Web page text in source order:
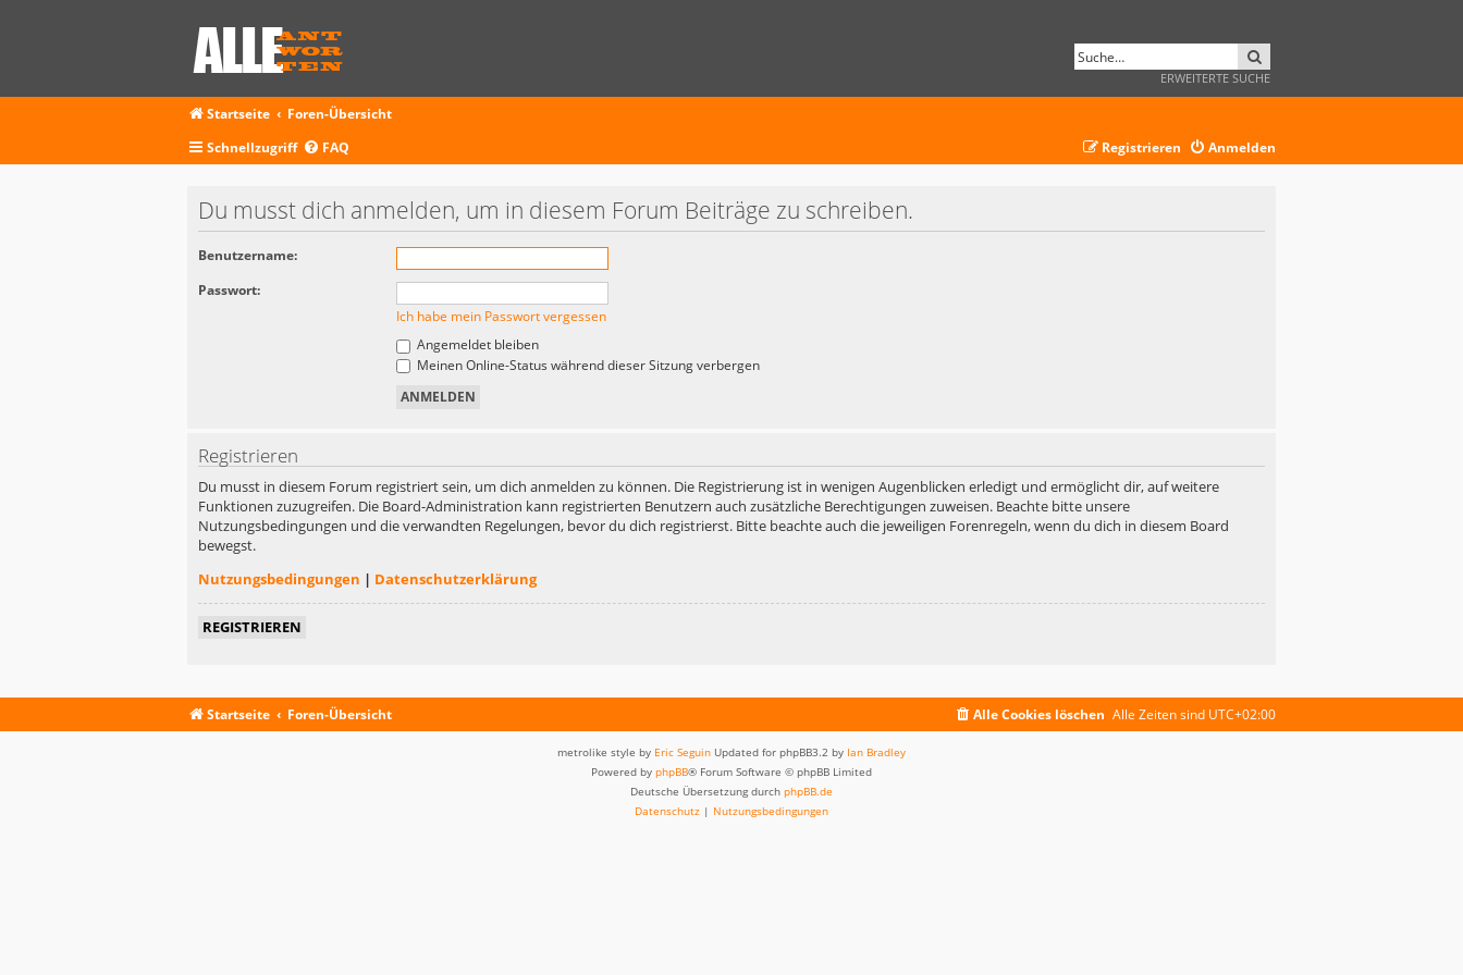
ERWEITERTE SUCHE
Startseite
Foren-Übersicht
Schnellzugriff
FAQ Anmelden
Registrieren
Du musst dich anmelden, um in diesem Forum Beiträge zu schreiben.
Benutzername:
Passwort:
Ich habe mein Passwort vergessen
Angemeldet bleiben
Meinen Online-Status während dieser Sitzung verbergen
Registrieren
Du musst in diesem Forum registriert sein, um dich anmelden zu können. Die Registrierung ist in wenigen Augenblicken erledigt und ermöglicht dir, auf weitere
Funktionen zuzugreifen. Die Board-Administration kann registrierten Benutzern auch zusätzliche Berechtigungen zuweisen. Beachte bitte unsere
Nutzungsbedingungen und die verwandten Regelungen, bevor du dich registrierst. Bitte beachte auch die jeweiligen Forenregeln, wenn du dich in diesem Board
bewegst.
Nutzungsbedingungen | Datenschutzerklärung
REGISTRIEREN
Startseite Foren-Übersicht Alle Zeiten sind UTC+02:00
Alle Cookies löschen
metrolike style by Eric Seguin Updated for phpBB3.2 by Ian Bradley
Powered by phpBB® Forum Software © phpBB Limited
Deutsche Übersetzung durch phpBB.de
Datenschutz | Nutzungsbedingungen